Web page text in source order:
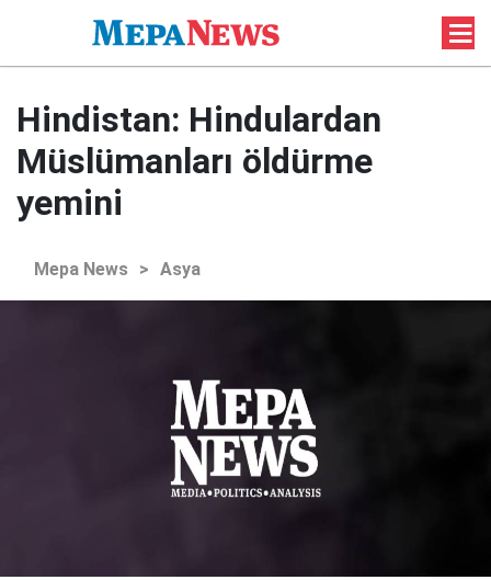
Hindistan: Hindulardan
Müslümanları öldürme
yemini
Mepa News > Asya